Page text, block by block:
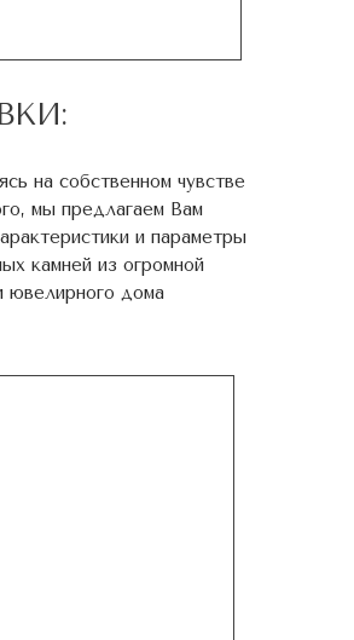
на собственном чувстве
мы предлагаем Вам
и параметры
камней из огромной
ювелирного дома